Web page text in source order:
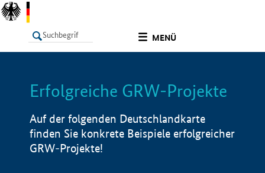
MENÜ
LISTE Info
Erfolgreiche GRW-Projekte
Auf der folgenden Deutschlandkarte
finden Sie konkrete Beispiele erfolgreicher
GRW-Projekte!